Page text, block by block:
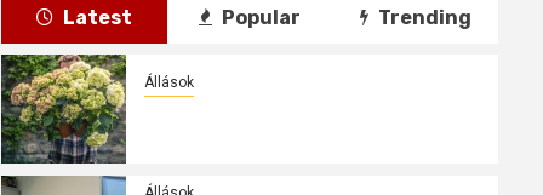
Latest Popular Trending
Állások